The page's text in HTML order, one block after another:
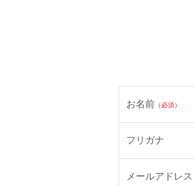
お名前 （必須）
フリガナ
メールアドレス